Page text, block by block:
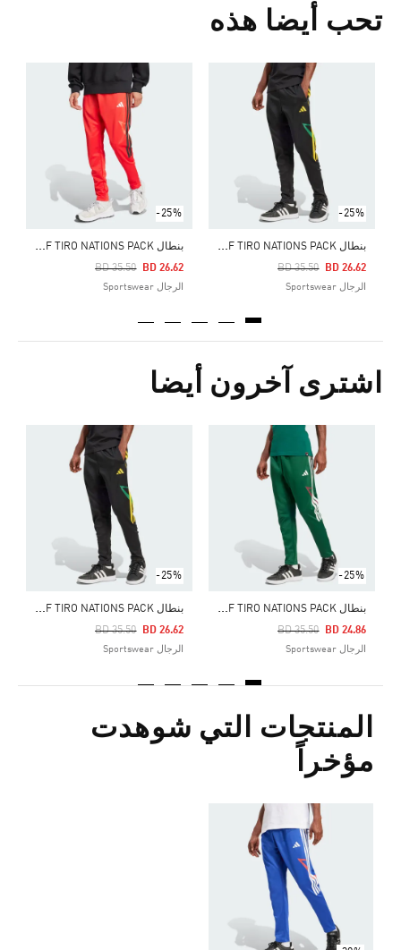
تحب أيضا هذه
-25%
ب
نطال HOUSE OF TIRO NATIONS PACK
BD 35.50 BD 26.62
الرجال Sportswear
-25%
ب
نطال HOUSE OF TIRO NATIONS PACK
Price Reduced From
BD 35.50
To BD 26.62
الرجال Sportswear
Price Reduced From
To
اشترى آخرون أيضا
-25%
ب
نطال HOUSE OF TIRO NATIONS PACK
Price Reduced From
BD 35.50
To BD 24.86
الرجال Sportswear
-25%
ب
نطال HOUSE OF TIRO NATIONS PACK
Price Reduced From
BD 35.50
To BD 26.62
الرجال Sportswear
المنتجات التي شوهدت
مؤخراً